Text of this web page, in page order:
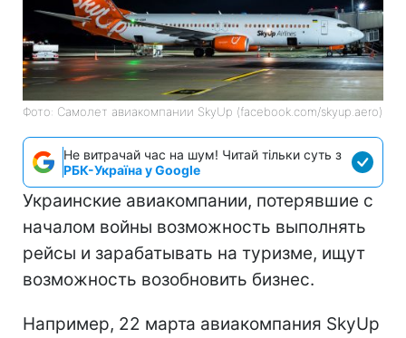
Фото: Самолет авиакомпании SkyUp (facebook.com/skyup.aero)
Не витрачай час на шум! Читай тільки суть з
РБК-Україна у Google
Украинские авиакомпании, потерявшие с
началом войны возможность выполнять
рейсы и зарабатывать на туризме, ищут
возможность возобновить бизнес.
Например, 22 марта авиакомпания SkyUp